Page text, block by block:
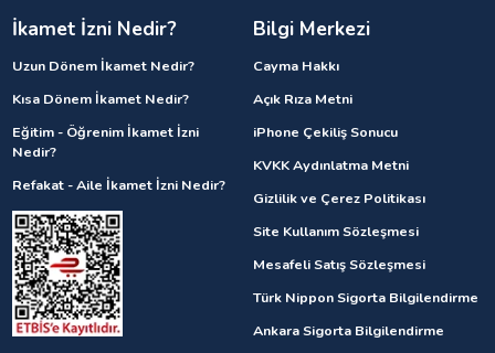
İkamet İzni Nedir?
Uzun Dönem İkamet Nedir?
Kısa Dönem İkamet Nedir?
Eğitim - Öğrenim İkamet İzni
Nedir?
Refakat - Aile İkamet İzni Nedir?
Bilgi Merkezi
Cayma Hakkı
Açık Rıza Metni
iPhone Çekiliş Sonucu
KVKK Aydınlatma Metni
Gizlilik ve Çerez Politikası
Site Kullanım Sözleşmesi
Mesafeli Satış Sözleşmesi
Türk Nippon Sigorta Bilgilendirme
Ankara Sigorta Bilgilendirme